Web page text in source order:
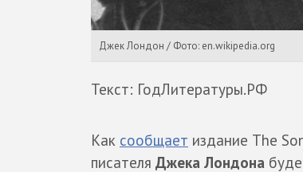
Джек Лондон / Фото: en.wikipedia.org
Текст: ГодЛитературы.РФ
Как сообщает издание The
писателя Джека Лондона